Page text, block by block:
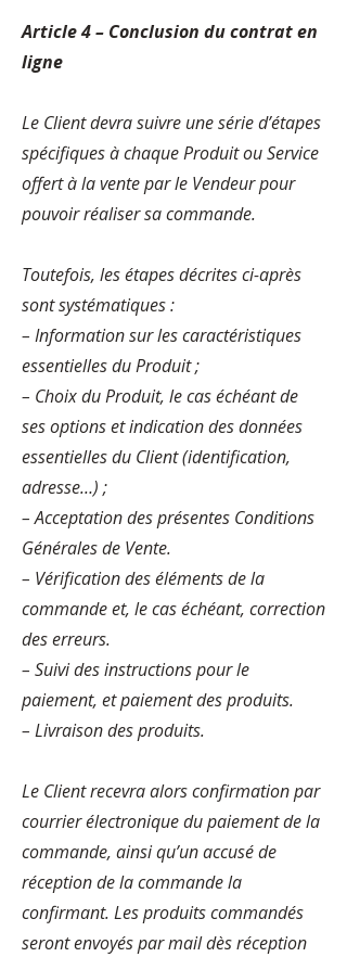
Article 4 – Conclusion du contrat en
ligne
Le Client devra suivre une série d’étapes
spécifiques à chaque Produit ou Service
offert à la vente par le Vendeur pour
pouvoir réaliser sa commande.
Toutefois, les étapes décrites ci-après
sont systématiques :
– Information sur les caractéristiques
essentielles du Produit ;
– Choix du Produit, le cas échéant de
ses options et indication des données
essentielles du Client (identification,
adresse…) ;
– Acceptation des présentes Conditions
Générales de Vente.
– Vérification des éléments de la
commande et, le cas échéant, correction
des erreurs.
– Suivi des instructions pour le
paiement, et paiement des produits.
– Livraison des produits.
Le Client recevra alors confirmation par
courrier électronique du paiement de la
commande, ainsi qu’un accusé de
réception de la commande la
confirmant. Les produits commandés
seront envoyés par mail dès réception